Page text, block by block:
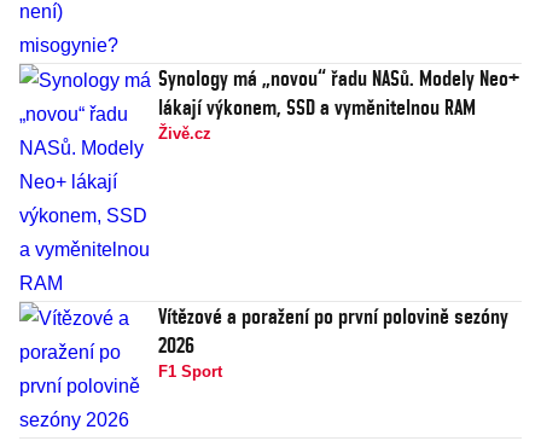
Synology má „novou“ řadu NASů. Modely Neo+
lákají výkonem, SSD a vyměnitelnou RAM
Živě.cz
Vítězové a poražení po první polovině sezóny
2026
F1 Sport